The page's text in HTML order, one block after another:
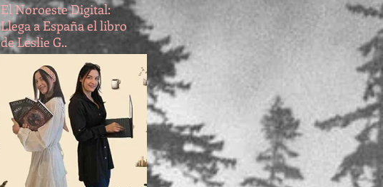
El Noroeste Digital:
Llega a España el libro
de Leslie G.,
perteneciente a la saga
Leyendas del bosque